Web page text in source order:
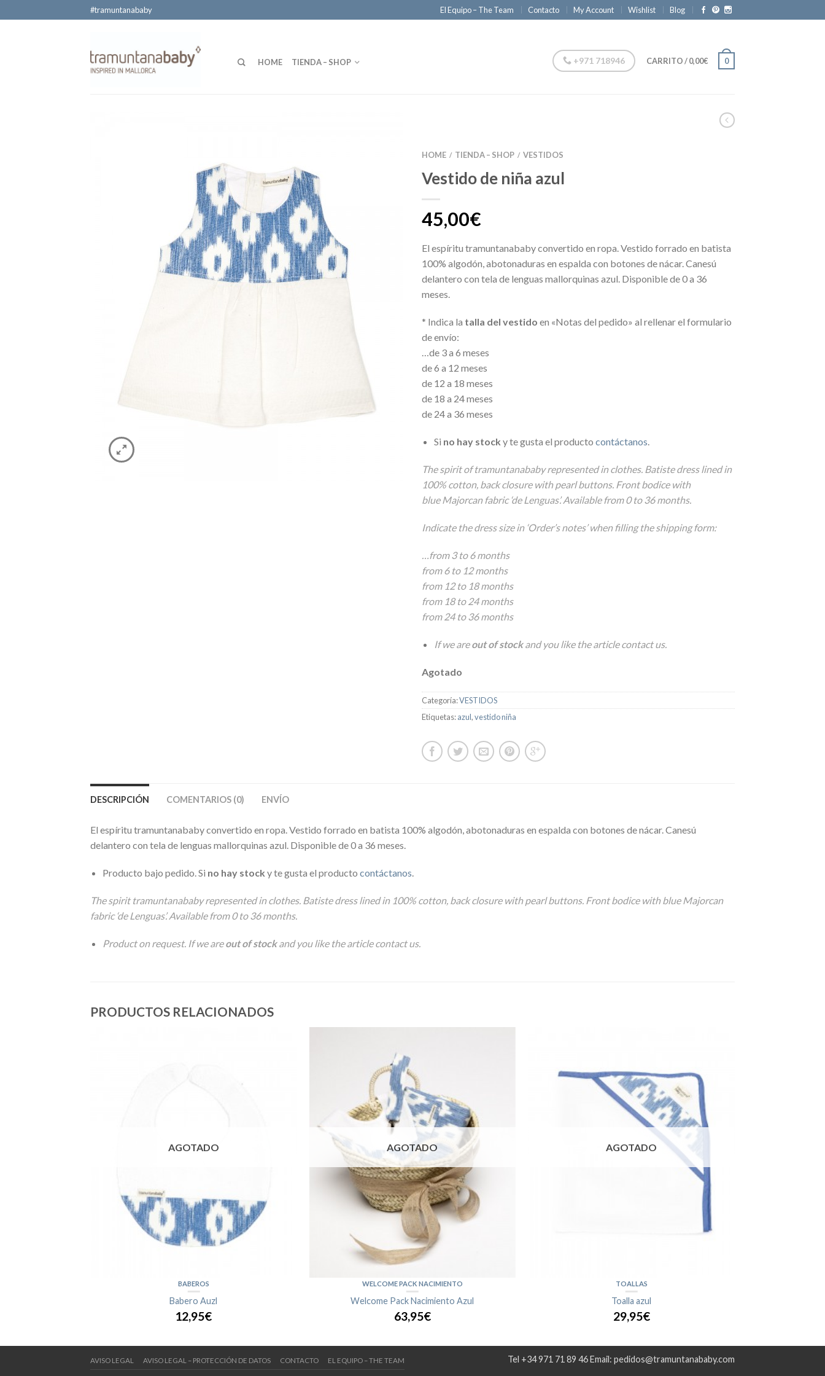
#tramuntanababy El Equipo – The Team Contacto My Account Wishlist Blog
HOME TIENDA – SHOP +971 718946 CARRITO/0,00€ 0
HOME / TIENDA – SHOP / VESTIDOS
Vestido de niña azul
45,00€
El espíritu tramuntanababy convertido en ropa. Vestido forrado en batista
100% algodón, abotonaduras en espalda con botones de nácar. Canesú
delantero con tela de lenguas mallorquinas azul. Disponible de 0 a 36
meses.
* Indica la talla del vestido en «Notas del pedido» al rellenar el formulario
de envío:
…de 3 a 6 meses
de 6 a 12 meses
de 12 a 18 meses
de 18 a 24 meses
de 24 a 36 meses
Si no hay stock y te gusta el producto contáctanos.
The spirit of tramuntanababy represented in clothes. Batiste dress lined in
100% cotton, back closure with pearl buttons. Front bodice with
blue Majorcan fabric ‘de Lenguas’. Available from 0 to 36 months.
Indicate the dress size in ‘Order’s notes’ when filling the shipping form:
…from 3 to 6 months
from 6 to 12 months
from 12 to 18 months
from 18 to 24 months
from 24 to 36 months
If we areout of stockand you like the articlecontact us.
Agotado
Categoría:VESTIDOS
Etiquetas:azul,vestido niña
DESCRIPCIÓN COMENTARIOS (0) ENVÍO
El espíritu tramuntanababy convertido en ropa. Vestido forrado en batista 100% algodón, abotonaduras en espalda con botones de nácar. Canesú
delantero con tela de lenguas mallorquinas azul. Disponible de 0 a 36 meses.
Producto bajo pedido. Si no hay stock y te gusta el producto contáctanos.
The spirit tramuntanababy represented in clothes. Batiste dress lined in 100% cotton, back closure with pearl buttons. Front bodice with blue Majorcan
fabric ‘de Lenguas’. Available from 0 to 36 months.
Product on request. If we areout of stockand you like the articlecontact us.
PRODUCTOS RELACIONADOS
AGOTADO
BABEROS
Babero Auzl
12,95€
AGOTADO
WELCOME PACK NACIMIENTO
Welcome Pack Nacimiento Azul
63,95€
AGOTADO
TOALLAS
Toalla azul
29,95€
AVISO LEGAL AVISO LEGAL – PROTECCIÓN DE DATOS CONTACTO EL EQUIPO – THE TEAM Tel +34 971 71 89 46 Email: pedidos@tramuntanababy.com